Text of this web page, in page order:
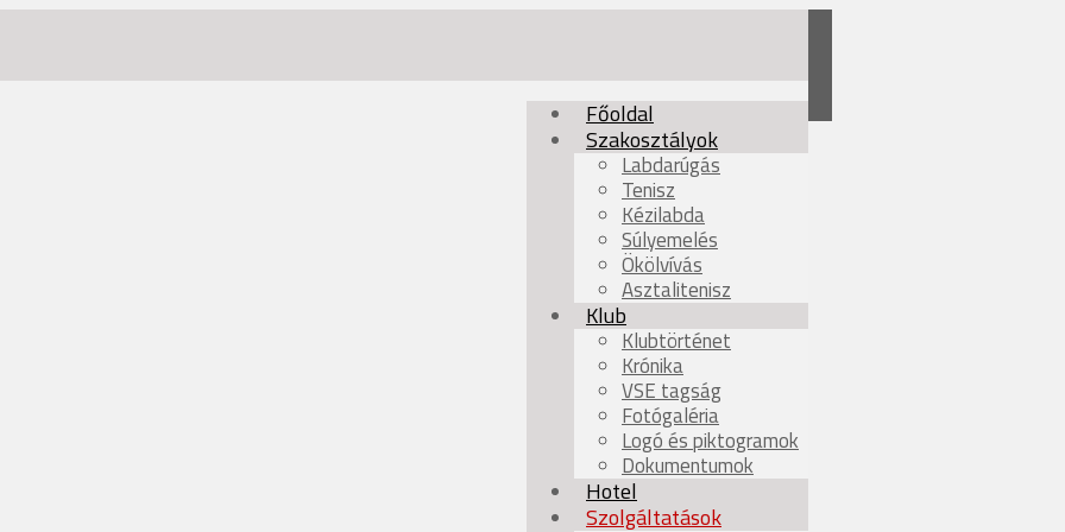
Főoldal
Szakosztályok
Labdarúgás
Tenisz
Kézilabda
Súlyemelés
Ökölvívás
Asztalitenisz
Klub
Klubtörténet
Krónika
VSE tagság
Fotógaléria
Logó és piktogramok
Dokumentumok
Hotel
Szolgáltatások